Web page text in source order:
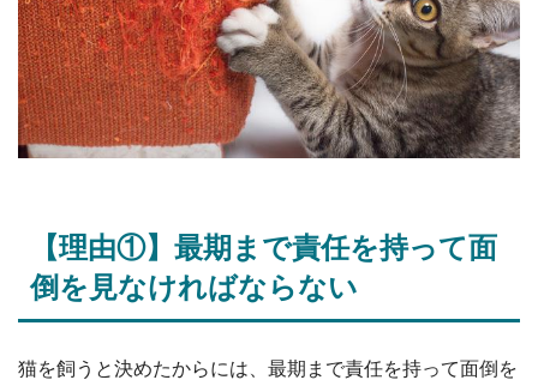
【理由①】最期まで責任を持って面
倒を見なければならない
猫を飼うと決めたからには、最期まで責任を持って面倒を